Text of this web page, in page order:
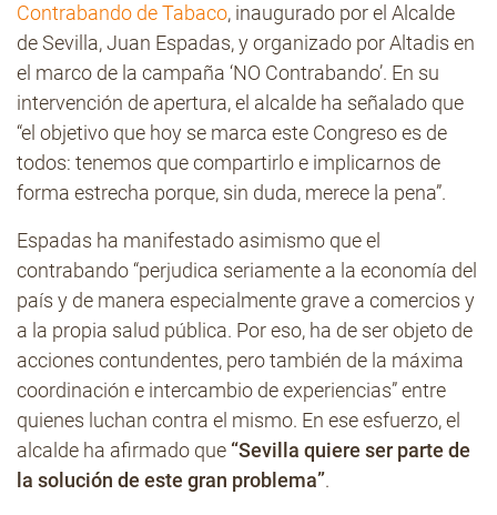
Contrabando de Tabaco, inaugurado por el Alcalde
de Sevilla, Juan Espadas, y organizado por Altadis en
el marco de la campaña ‘NO Contrabando’. En su
intervención de apertura, el alcalde ha señalado que
“el objetivo que hoy se marca este Congreso es de
todos: tenemos que compartirlo e implicarnos de
forma estrecha porque, sin duda, merece la pena”.
Espadas ha manifestado asimismo que el
contrabando “perjudica seriamente a la economía del
país y de manera especialmente grave a comercios y
a la propia salud pública. Por eso, ha de ser objeto de
acciones contundentes, pero también de la máxima
coordinación e intercambio de experiencias” entre
quienes luchan contra el mismo. En ese esfuerzo, el
alcalde ha afirmado que “Sevilla quiere ser parte de
la solución de este gran problema”.